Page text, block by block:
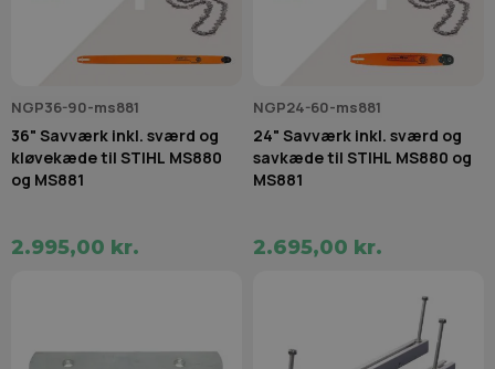
NGP36-90-ms881
36" Savværk inkl. sværd og
kløvekæde til STIHL MS880
og MS881
2.995,00 kr.
NGP24-60-ms881
24" Savværk inkl. sværd og
savkæde til STIHL MS880 og
MS881
2.695,00 kr.